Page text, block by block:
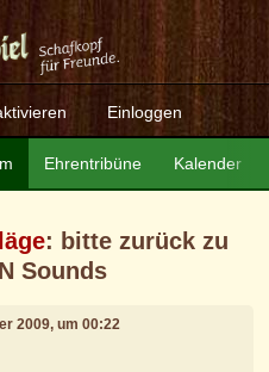
Einloggen
Ehrentribüne Kalender
: bitte zurück zu
Sounds
2009, um 00:22